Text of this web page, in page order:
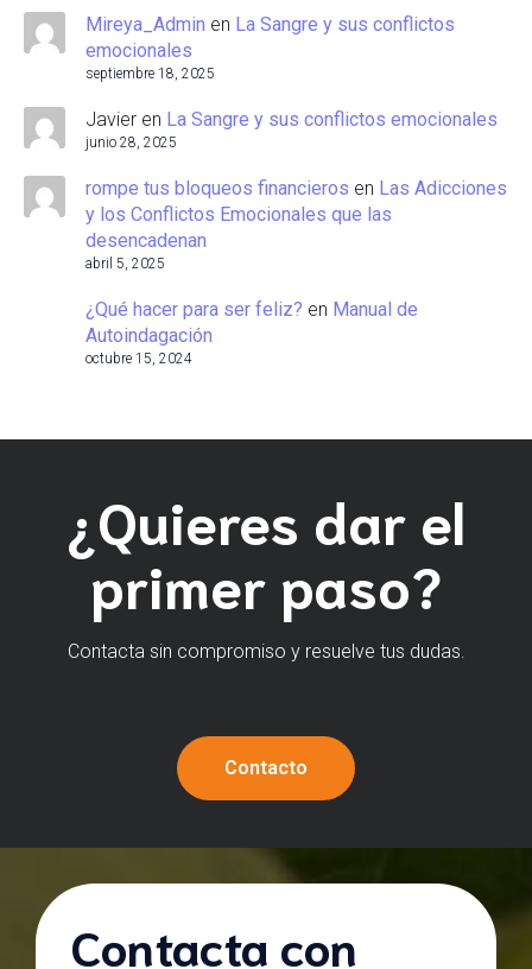
Mireya_Admin en La Sangre y sus conflictos
emocionales
septiembre 18, 2025
Javier en La Sangre y sus conflictos emocionales
junio 28, 2025
rompe tus bloqueos financieros en Las Adicciones
y los Conflictos Emocionales que las
desencadenan
abril 5, 2025
¿Qué hacer para ser feliz? en Manual de
Autoindagación
octubre 15, 2024
¿Quieres dar el
primer paso?
Contacta sin compromiso y resuelve tus dudas.
Contacto
Contacta con